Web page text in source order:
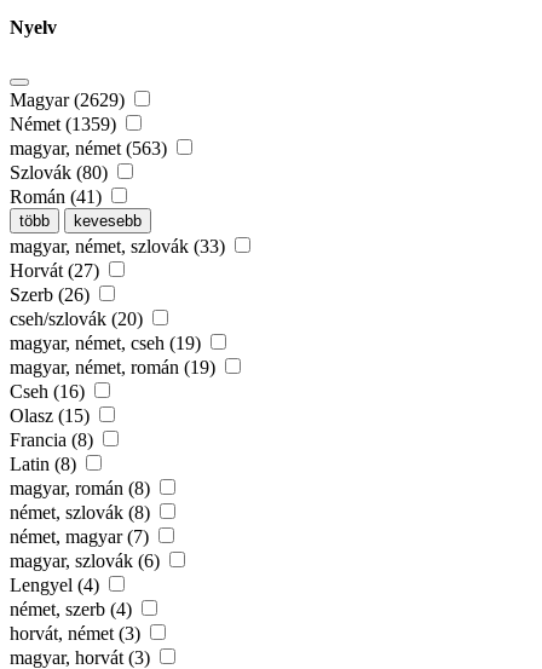
Nyelv
Magyar (2629)
Német (1359)
magyar, német (563)
Szlovák (80)
Román (41)
több kevesebb
magyar, német, szlovák (33)
Horvát (27)
Szerb (26)
cseh/szlovák (20)
magyar, német, cseh (19)
magyar, német, román (19)
Cseh (16)
Olasz (15)
Francia (8)
Latin (8)
magyar, román (8)
német, szlovák (8)
német, magyar (7)
magyar, szlovák (6)
Lengyel (4)
német, szerb (4)
horvát, német (3)
magyar, horvát (3)